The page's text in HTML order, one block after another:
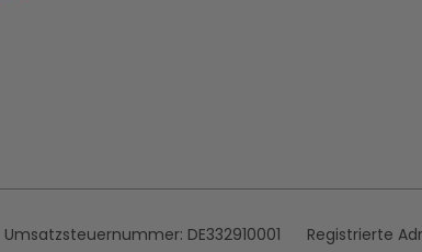
Umsatzsteuernummer: DE332910001 Registrierte